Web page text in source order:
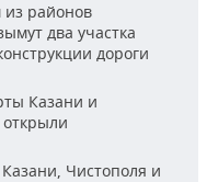
из районов
два участка
дороги
Казани и
Чистополя и